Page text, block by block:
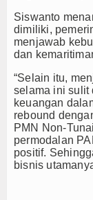
Siswanto
dimiliki,
menjawab
dan
“Selain itu,
selama ini sulit
keuangan
rebound
PMN Non-
permodalan
positif.
bisnis